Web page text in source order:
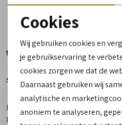
Winkelvoorraad
Specificaties
Merk
Leveranciercode
Noodzakelijke cookies
Analytische cookies
Marketing cookies
Cookies
Wij gebruiken cookies en
je gebruikservaring te
cookies zorgen we dat de
Daarnaast gebruiken wij
analytische en
anoniem te analyseren,